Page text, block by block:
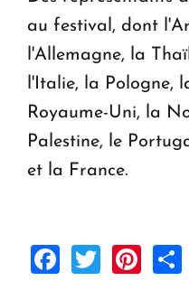
au festival, dont
l'Allemagne, la
l'Italie, la Pologne,
Royaume-Uni, la
Palestine, le
et la France.
Facebook
Twitter